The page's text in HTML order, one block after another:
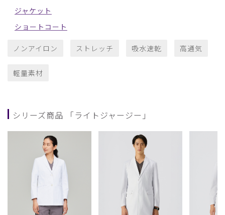
ジャケット
ショートコート
ノンアイロン ストレッチ 吸水速乾 高通気
軽量素材
シリーズ商品 「ライトジャージー」